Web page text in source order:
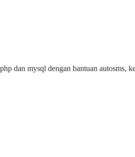
dan mysql dengan bantuan autosms,